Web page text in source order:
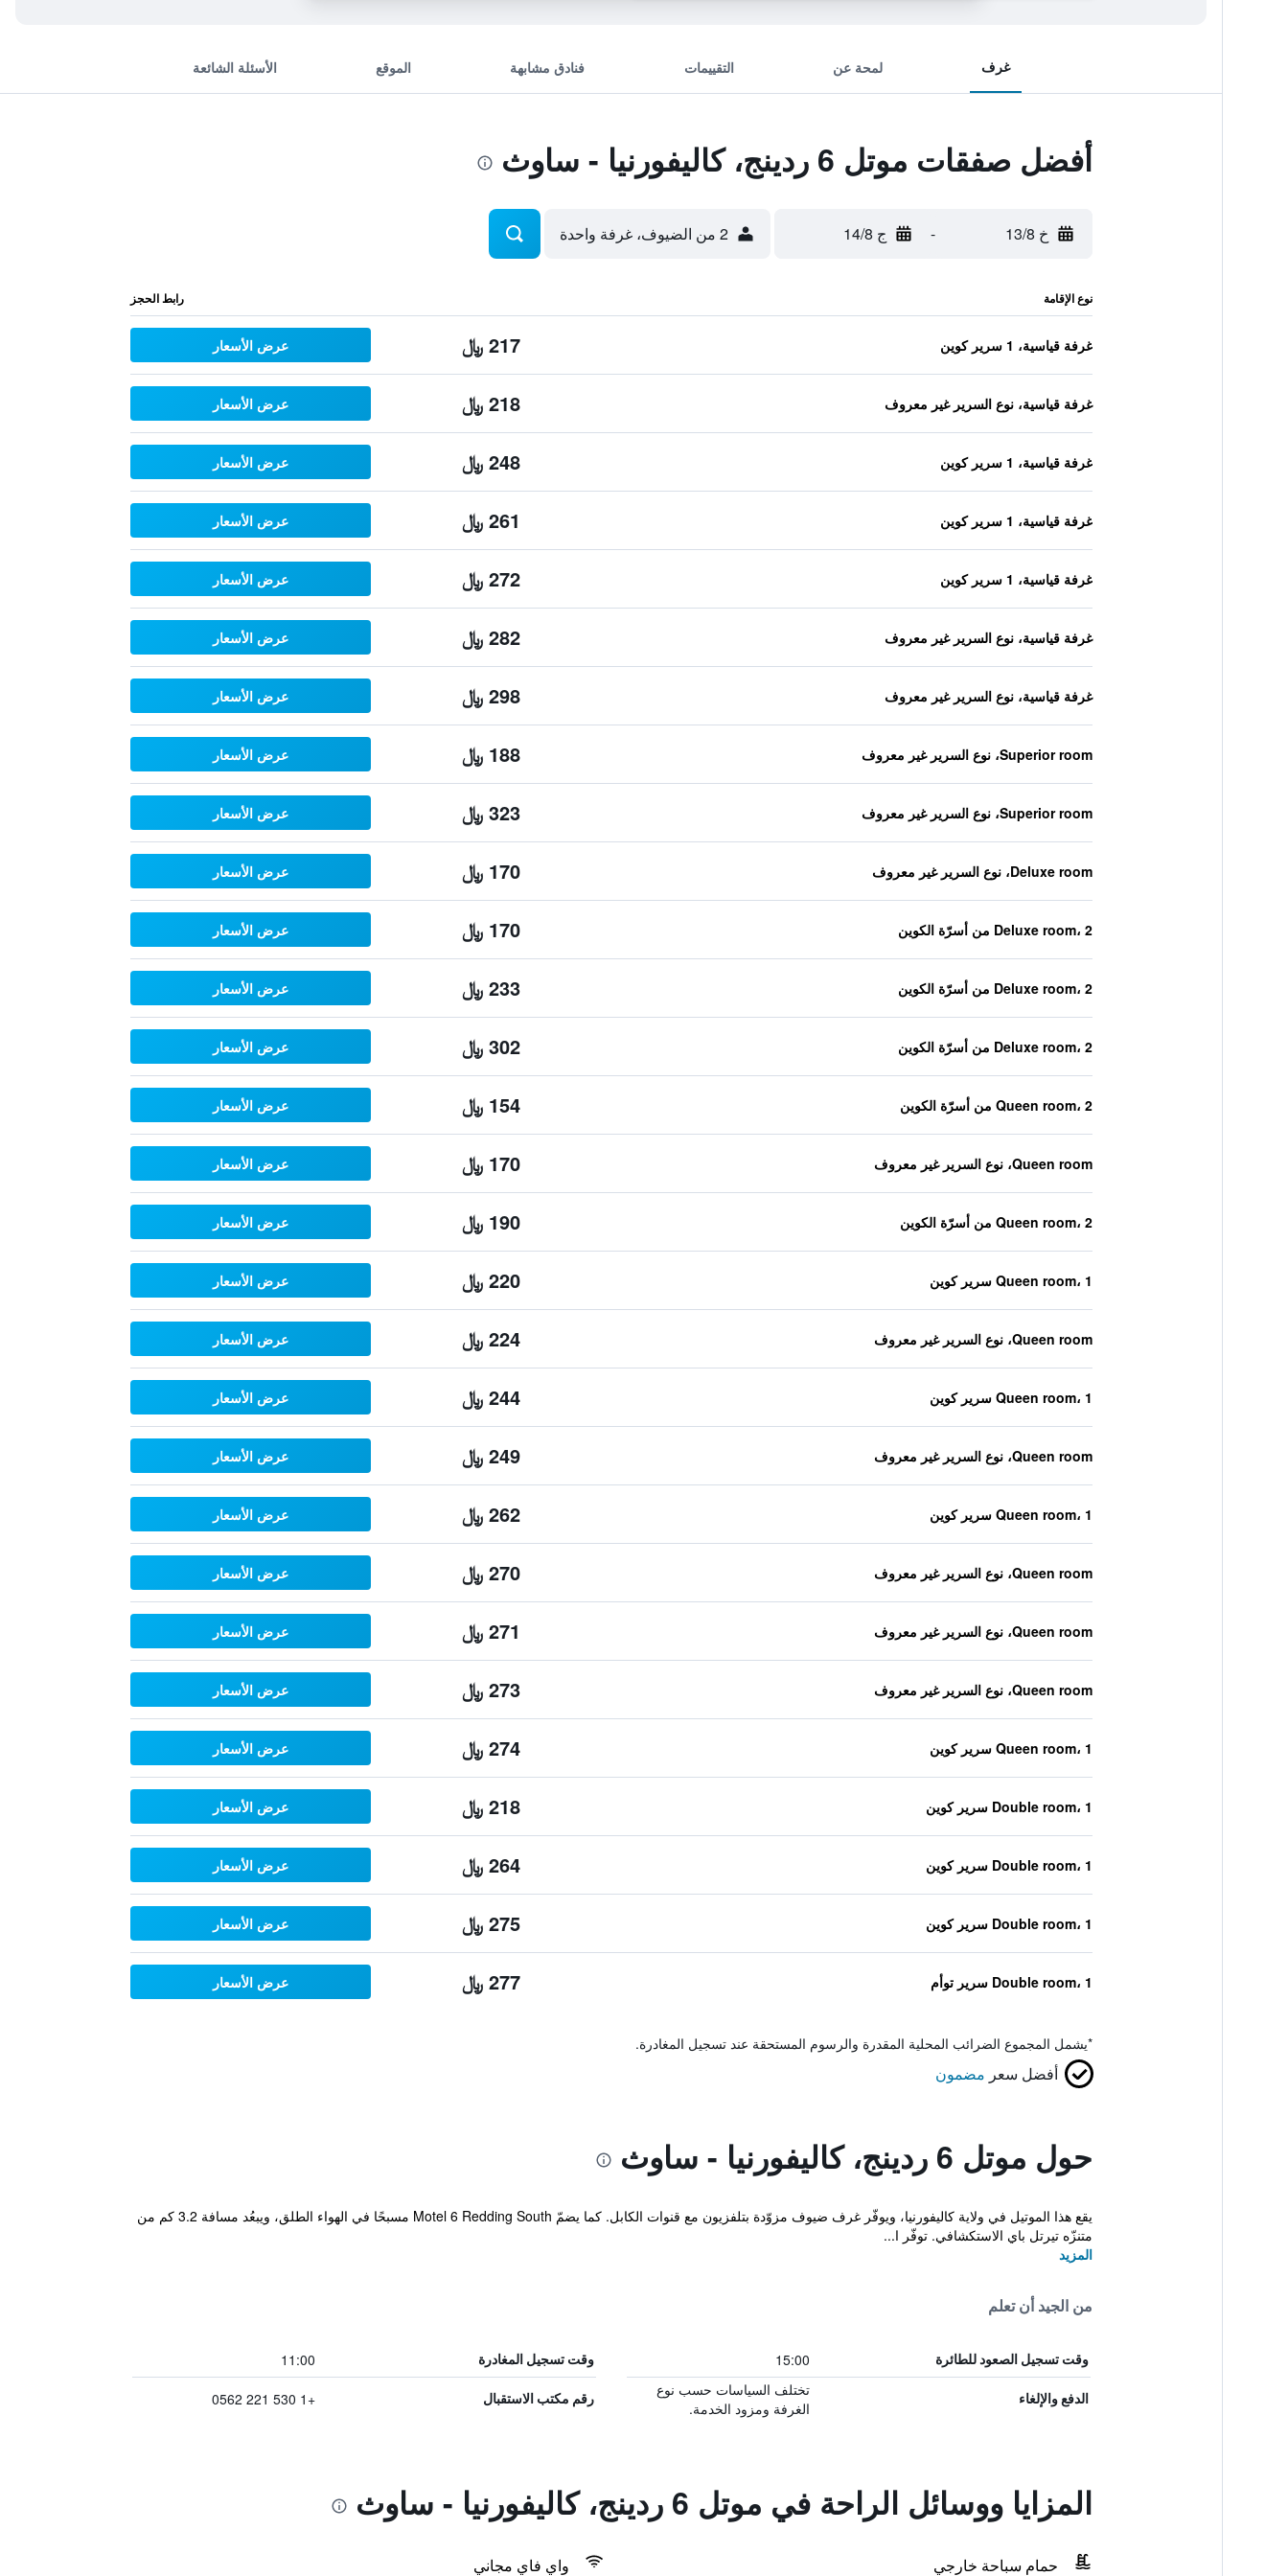
غرف لمحة عن التقييمات فنادق مشابهة الموقع الأسئلة الشائعة
أفضل صفقات موتل 6 ردينج، كاليفورنيا - ساوث
خ 13/8 - ج 14/8 2 من الضيوف، غرفة واحدة
نوع الإقامة رابط الحجز
غرفة قياسية، 1 سرير كوين 217 ﷼ عرض الأسعار
غرفة قياسية، نوع السرير غير معروف 218 ﷼ عرض الأسعار
غرفة قياسية، 1 سرير كوين 248 ﷼ عرض الأسعار
غرفة قياسية، 1 سرير كوين 261 ﷼ عرض الأسعار
غرفة قياسية، 1 سرير كوين 272 ﷼ عرض الأسعار
غرفة قياسية، نوع السرير غير معروف 282 ﷼ عرض الأسعار
غرفة قياسية، نوع السرير غير معروف 298 ﷼ عرض الأسعار
Superior room، نوع السرير غير معروف 188 ﷼ عرض الأسعار
Superior room، نوع السرير غير معروف 323 ﷼ عرض الأسعار
Deluxe room، نوع السرير غير معروف 170 ﷼ عرض الأسعار
Deluxe room، 2 من أسرّة الكوين 170 ﷼ عرض الأسعار
Deluxe room، 2 من أسرّة الكوين 233 ﷼ عرض الأسعار
Deluxe room، 2 من أسرّة الكوين 302 ﷼ عرض الأسعار
Queen room، 2 من أسرّة الكوين 154 ﷼ عرض الأسعار
Queen room، نوع السرير غير معروف 170 ﷼ عرض الأسعار
Queen room، 2 من أسرّة الكوين 190 ﷼ عرض الأسعار
Queen room، 1 سرير كوين 220 ﷼ عرض الأسعار
Queen room، نوع السرير غير معروف 224 ﷼ عرض الأسعار
Queen room، 1 سرير كوين 244 ﷼ عرض الأسعار
Queen room، نوع السرير غير معروف 249 ﷼ عرض الأسعار
Queen room، 1 سرير كوين 262 ﷼ عرض الأسعار
Queen room، نوع السرير غير معروف 270 ﷼ عرض الأسعار
Queen room، نوع السرير غير معروف 271 ﷼ عرض الأسعار
Queen room، نوع السرير غير معروف 273 ﷼ عرض الأسعار
Queen room، 1 سرير كوين 274 ﷼ عرض الأسعار
Double room، 1 سرير كوين 218 ﷼ عرض الأسعار
Double room، 1 سرير كوين 264 ﷼ عرض الأسعار
Double room، 1 سرير كوين 275 ﷼ عرض الأسعار
Double room، 1 سرير توأم 277 ﷼ عرض الأسعار
*يشمل المجموع الضرائب المحلية المقدرة والرسوم المستحقة عند تسجيل المغادرة.
أفضل سعر مضمون
حول موتل 6 ردينج، كاليفورنيا - ساوث
يقع هذا الموتيل في ولاية كاليفورنيا، ويوفّر غرف ضيوف مزوّدة بتلفزيون مع قنوات الكابل. كما يضمّ Motel 6 Redding South مسبحًا في الهواء الطلق، ويبعُد مسافة 3.2 كم من
متنزّه تيرتل باي الاستكشافي. توفّر ا...
المزيد
من الجيد أن تعلم
وقت تسجيل الصعود للطائرة 15:00 وقت تسجيل المغادرة 11:00
الدفع والإلغاء
تختلف السياسات حسب نوع
الغرفة ومزود الخدمة.
رقم مكتب الاستقبال +1 530 221 0562
المزايا ووسائل الراحة في موتل 6 ردينج، كاليفورنيا - ساوث
حمام سباحة خارجي واي فاي مجاني